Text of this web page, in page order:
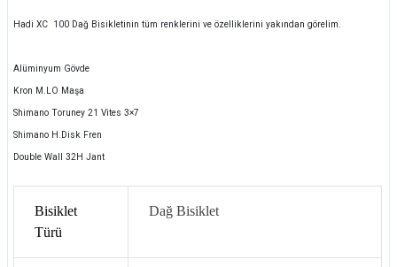
Hadi XC 100 Dağ Bisikletinin tüm renklerini ve özelliklerini yakından görelim.
Alüminyum Gövde
Kron M.LO Maşa
Shimano Toruney 21 Vites 3×7
Shimano H.Disk Fren
Double Wall 32H Jant
Bisiklet
Türü
Dağ Bisiklet